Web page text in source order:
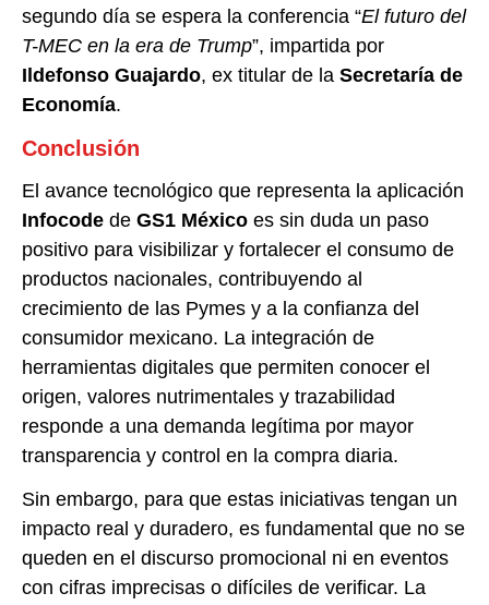
segundo día se espera la conferencia “El futuro del
T-MEC en la era de Trump”, impartida por
Ildefonso Guajardo, ex titular de la Secretaría de
Economía.
Conclusión
El avance tecnológico que representa la aplicación
Infocode de GS1 México es sin duda un paso
positivo para visibilizar y fortalecer el consumo de
productos nacionales, contribuyendo al
crecimiento de las Pymes y a la confianza del
consumidor mexicano. La integración de
herramientas digitales que permiten conocer el
origen, valores nutrimentales y trazabilidad
responde a una demanda legítima por mayor
transparencia y control en la compra diaria.
Sin embargo, para que estas iniciativas tengan un
impacto real y duradero, es fundamental que no se
queden en el discurso promocional ni en eventos
con cifras imprecisas o difíciles de verificar. La